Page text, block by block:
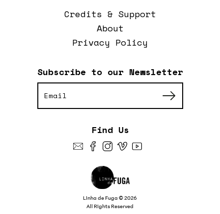
Linha de Fuga © 2026
All Rights Reserved
Subscribe to our Newsletter
Credits & Support
About
Privacy Policy
Find Us